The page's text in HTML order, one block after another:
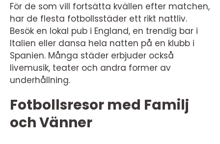
För de som vill fortsätta kvällen efter matchen,
har de flesta fotbollsstäder ett rikt nattliv.
Besök en lokal pub i England, en trendig bar i
Italien eller dansa hela natten på en klubb i
Spanien. Många städer erbjuder också
livemusik, teater och andra former av
underhållning.
Fotbollsresor med Familj
och Vänner